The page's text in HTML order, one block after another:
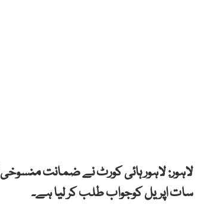
لاہور: لاہور ہائی کورٹنےضمانتمنسوخی
ساتاپریلکوجوابطلب کر لیا ہے۔